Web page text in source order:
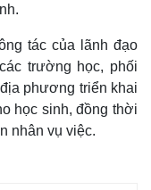
tác của lãnh đạo
trường học, phối
phương triển khai
học sinh, đồng thời
nhân vụ việc.